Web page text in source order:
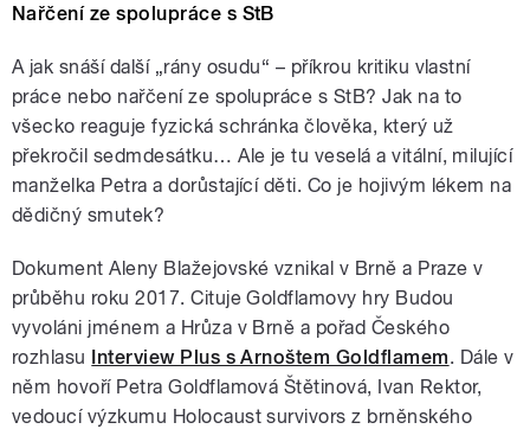
Nařčení ze spolupráce s StB
A jak snáší další „rány osudu“ – příkrou kritiku vlastní
práce nebo nařčení ze spolupráce s StB? Jak na to
všecko reaguje fyzická schránka člověka, který už
překročil sedmdesátku… Ale je tu veselá a vitální, milující
manželka Petra a dorůstající děti. Co je hojivým lékem na
dědičný smutek?
Dokument Aleny Blažejovské vznikal v Brně a Praze v
průběhu roku 2017. Cituje Goldflamovy hry Budou
vyvoláni jménem a Hrůza v Brně a pořad Českého
rozhlasu Interview Plus s Arnoštem Goldflamem. Dále v
něm hovoří Petra Goldflamová Štětinová, Ivan Rektor,
vedoucí výzkumu Holocaust survivors z brněnského